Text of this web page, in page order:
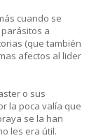
cuando se
a
(que también
afectos al lider
o sus
la poca valía que
se la han
les era útil.